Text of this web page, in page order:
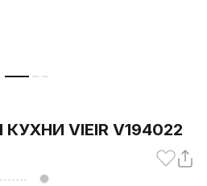
VIEIR V194022